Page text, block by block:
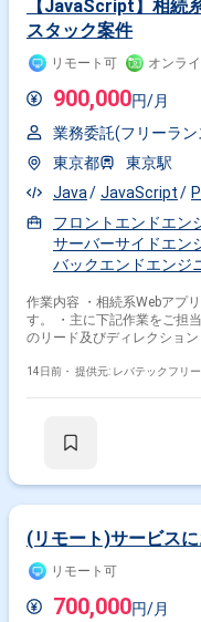
【JavaScript】相続
スタック案件
リモート可 オンラ
900,000円/月
業務委託(フリーラン
東京都
東京駅
Java
JavaScript
フロントエンドエン
サーバーサイドエン
バックエンドエンジ
作業内容 ・相続系Webアプ
す。 ・主に下記作業をご
のリード及びディレクショ
14日前・ 提供元: レバテックフリ
(リモート)サービスに
リモート可
700,000円/月